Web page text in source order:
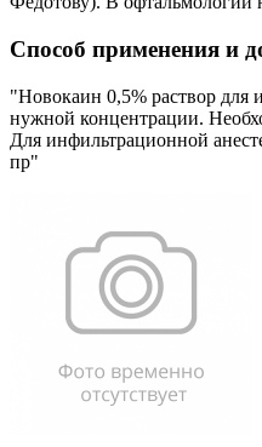
Способ применения и
"Новокаин 0,5% раствор для
нужной концентрации.
Для инфильтрационной
пр"